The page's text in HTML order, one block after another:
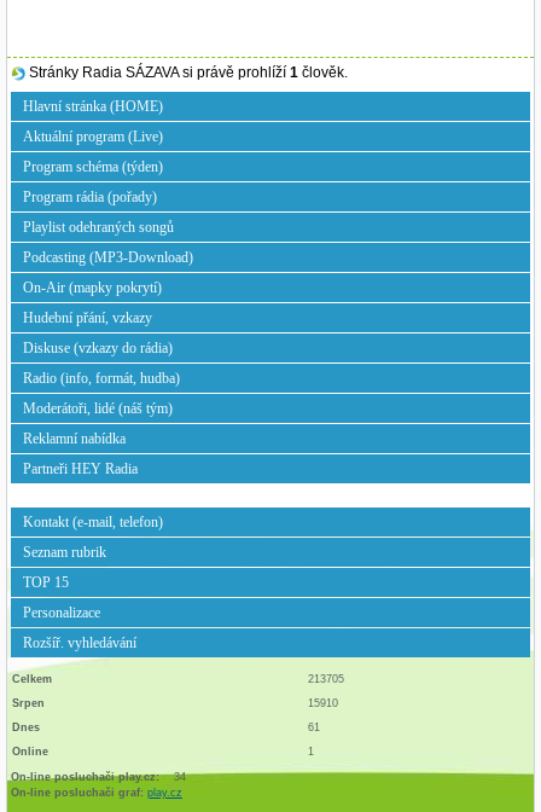
Stránky Radia SÁZAVA si právě prohlíží 1 člověk.
Hlavní stránka (HOME)
Aktuální program (Live)
Program schéma (týden)
Program rádia (pořady)
Playlist odehraných songů
Podcasting (MP3-Download)
On-Air (mapky pokrytí)
Hudební přání, vzkazy
Diskuse (vzkazy do rádia)
Radio (info, formát, hudba)
Moderátoři, lidé (náš tým)
Reklamní nabídka
Partneři HEY Radia
Kontakt (e-mail, telefon)
Seznam rubrik
TOP 15
Personalizace
Rozšíř. vyhledávání
Celkem
213705
Srpen
15910
Dnes
61
Online
1
On-line posluchači play.cz:
34
On-line posluchači graf: play.cz